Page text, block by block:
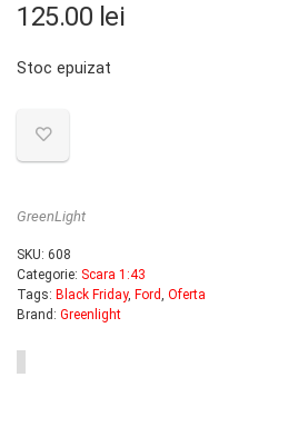
125.00 lei
Stoc epuizat
GreenLight
SKU: 608
Categorie: Scara 1:43
Tags: Black Friday, Ford, Oferta
Brand: Greenlight